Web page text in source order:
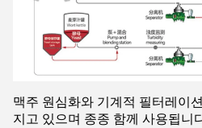
맥주 원심화와 기계적 필터레이
지고 있으며 종종 함께 사용됩니